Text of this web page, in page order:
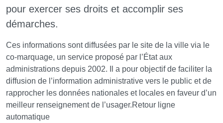
pour exercer ses droits et accomplir ses
démarches.
Ces informations sont diffusées par le site de la ville via le
co-marquage, un service proposé par l’État aux
administrations depuis 2002. Il a pour objectif de faciliter la
diffusion de l’information administrative vers le public et de
rapprocher les données nationales et locales en faveur d’un
meilleur renseignement de l’usager.Retour ligne
automatique